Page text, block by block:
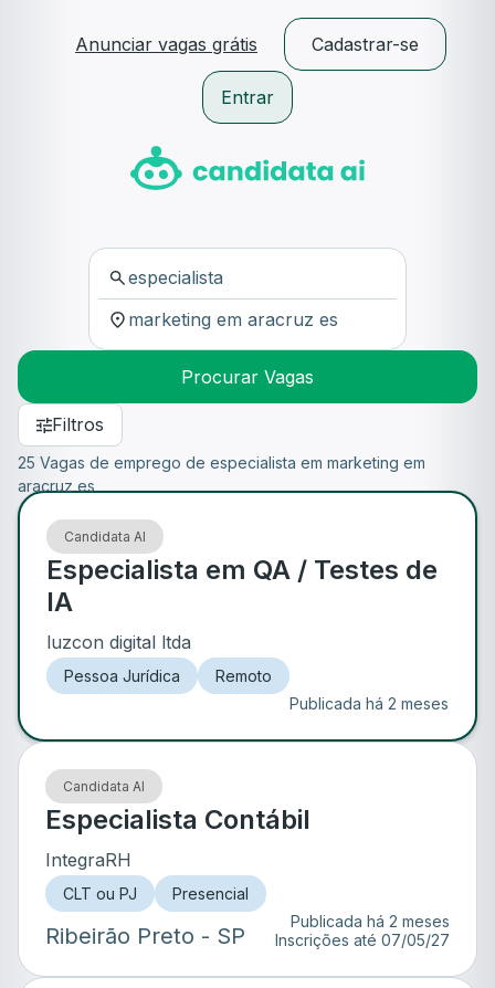
Anunciar vagas grátis Cadastrar-se
Entrar
Procurar Vagas
Filtros
25 Vagas de emprego de especialista em marketing em
aracruz es
Candidata AI
Especialista em QA / Testes de
IA
luzcon digital ltda
Pessoa Jurídica
Remoto
Publicada há 2 meses
Candidata AI
Especialista Contábil
IntegraRH
CLT ou PJ Presencial
Ribeirão Preto - SP
Publicada há 2 meses
Inscrições até 07/05/27